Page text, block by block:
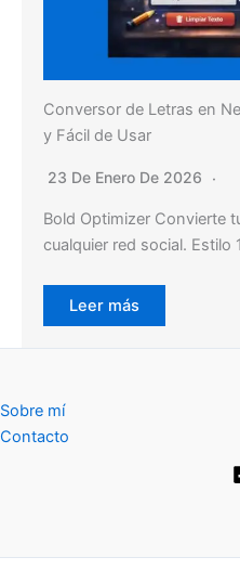
Conversor de Letras en
y Fácil de Usar
23 De Enero De 2026
Bold Optimizer Convierte
cualquier red social. Estilo
Leer más
Sobre mí
Contacto